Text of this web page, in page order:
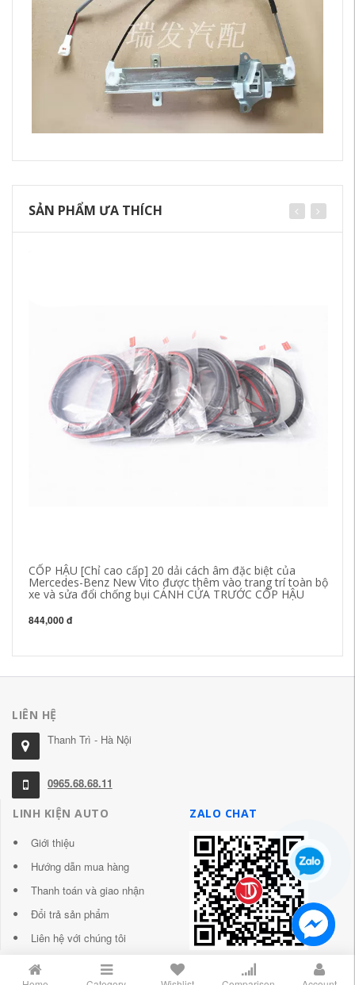
SẢN PHẨM ƯA THÍCH
CỐP HẬU [Chỉ cao cấp] 20 dải cách âm đặc biệt của
Mercedes-Benz New Vito được thêm vào trang trí toàn bộ
xe và sửa đổi chống bụi CÁNH CỬA TRƯỚC CỐP HẬU
844,000 đ
LIÊN HỆ
Thanh Trì - Hà Nội
0965.68.68.11
LINH KIỆN AUTO
Giới thiệu
Hướng dẫn mua hàng
Thanh toán và giao nhận
Đổi trả sản phẩm
Liên hệ với chúng tôi
ZALO CHAT